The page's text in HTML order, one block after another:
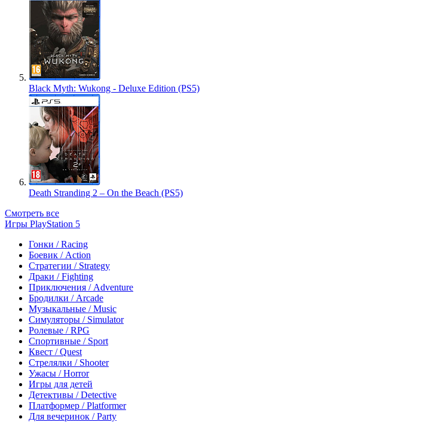
Black Myth: Wukong - Deluxe Edition (PS5)
Death Stranding 2 – On the Beach (PS5)
Смотреть все
Игры PlayStation 5
Гонки / Racing
Боевик / Action
Стратегии / Strategy
Драки / Fighting
Приключения / Adventure
Бродилки / Arcade
Музыкальные / Music
Симуляторы / Simulator
Ролевые / RPG
Спортивные / Sport
Квест / Quest
Стрелялки / Shooter
Ужасы / Horror
Игры для детей
Детективы / Detective
Платформер / Platformer
Для вечеринок / Party